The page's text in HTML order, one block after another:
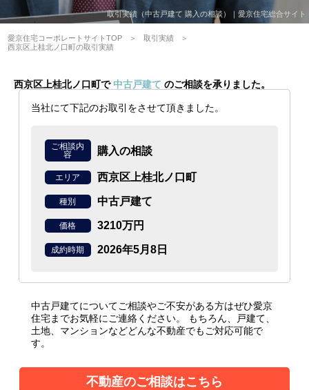
取引実績（中古戸建て 購入の相談）｜愛京住宅総合サイト
愛京住宅コーポレートサイトTOP
取引実績
西京区上桂北ノ口町の取引実績
西京区上桂北ノ口町で 中古戸建て のご相談を承りました。
当社にて下記のお取引をさせて頂きました。
ご相談内
容
購入の相談
エリア 西京区上桂北ノ口町
種別 中古戸建て
価格 3210万円
成約時期 2026年5月8日
中古戸建てについてご相談やご不安がある方はぜひ愛京
住宅までお気軽にご連絡ください。
もちろん、戸建て、
土地、マンションなどどんな不動産でもご対応可能で
す。
不動産のご相談はこちら